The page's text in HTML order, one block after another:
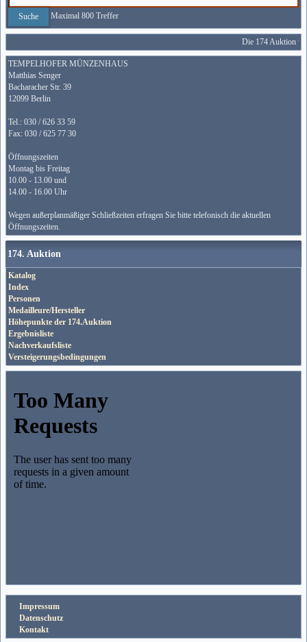
Maximal 800 Treffer
Die 174 Auktion
TEMPELHOFER MÜNZENHAUS
Matthias Senger
Bacharacher Str. 39
12099 Berlin
Tel.: 030 / 626 33 59
Fax: 030 / 625 77 30
Öffnungszeiten
Montag bis Freitag
10.00 - 13.00 und
14.00 - 16.00 Uhr
Wegen außerplanmäßiger Schließzeiten erfragen Sie bitte telefonisch die aktuellen
Öffnungszeiten.
174. Auktion
Katalog
Index
Personen
Medailleure/Hersteller
Höhepunkte der 174.Auktion
Ergebnisliste
Nachverkaufsliste
Versteigerungsbedingungen
Impressum
Datenschutz
Kontakt